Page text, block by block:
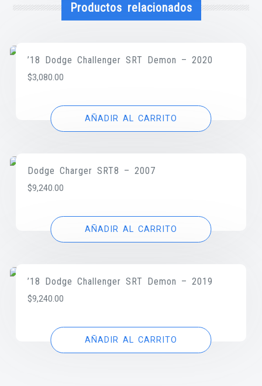
Productos relacionados
’18 Dodge Challenger SRT Demon – 2020
$3,080.00
AÑADIR AL CARRITO
Dodge Charger SRT8 – 2007
$9,240.00
AÑADIR AL CARRITO
’18 Dodge Challenger SRT Demon – 2019
$9,240.00
AÑADIR AL CARRITO